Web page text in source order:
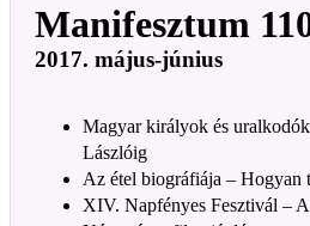
Manifesztum
2017. május-június
Magyar királyok és
Lászlóig
Az étel biográfiája – Hogyan
XIV. Napfényes Fesztivál –